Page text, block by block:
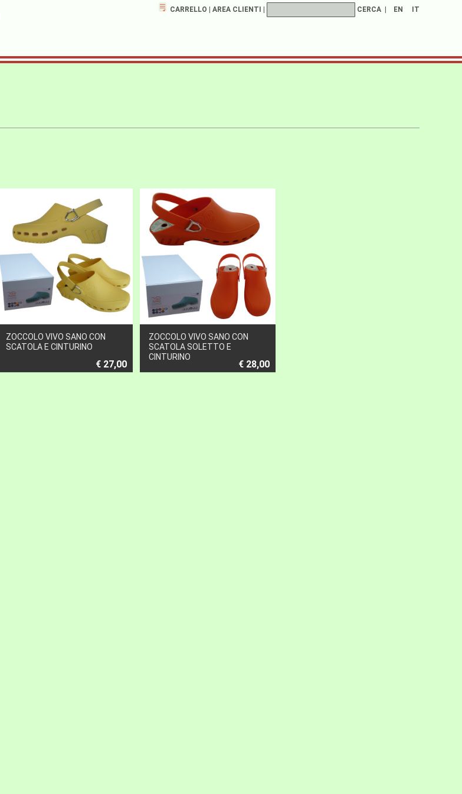
CARRELLO AREA CLIENTI CERCA EN IT
ZOCCOLO VIVO SANO CON
SCATOLA E CINTURINO
€ 27,00
ZOCCOLO VIVO SANO CON
SCATOLA SOLETTO E
CINTURINO
€ 28,00